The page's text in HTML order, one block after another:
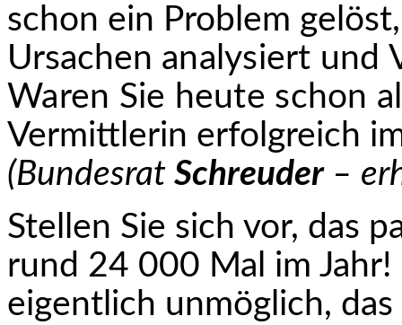
schon ein Problem
Ursachen analysiert und
Waren Sie heute schon
Vermittlerin erfolgreich
(Bundesrat Schreuder–
Stellen Sie sich vor, das
rund 24 000 Mal im
eigentlich unmöglich,